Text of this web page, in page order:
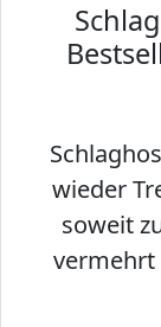
wieder
soweit
vermehrt